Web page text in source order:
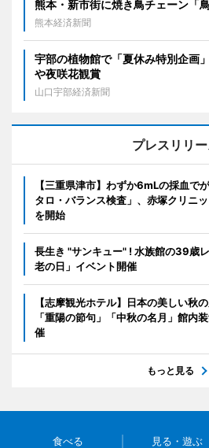
熊本・新市街に焼き鳥チェーン「
熊本経済新聞
宇部の植物館で「夏休み特別企画
や夜咲花観賞
山口宇部経済新聞
プレスリリ
【三重県津市】わずか6mLの採血で
タロ・バランス検査」、赤塚クリニ
を開始
長生き "サンキュー" ! 水族館の39歳
老の日」イベント開催
【志摩観光ホテル】日本の美しい秋
「重陽の節句」「中秋の名月」館内
催
もっと見る
食べる 見る・遊ぶ